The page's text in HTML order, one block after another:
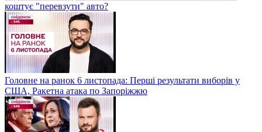
коштує "перевзути" авто?
Головне на ранок 6 листопада: Перші результати виборів у
США, Ракетна атака по Запоріжжю